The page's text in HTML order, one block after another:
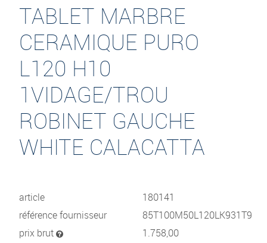
TABLET MARBRE
CERAMIQUE PURO
L120 H10
1VIDAGE/TROU
ROBINET GAUCHE
WHITE CALACATTA
article
180141
référence fournisseur
85T100M50L120LK931T9
prix brut
1.758,00